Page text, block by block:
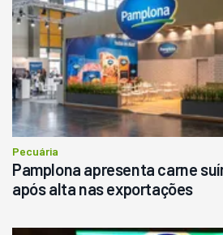
Pecuária
Pamplona apresenta carne
após alta nas exportações